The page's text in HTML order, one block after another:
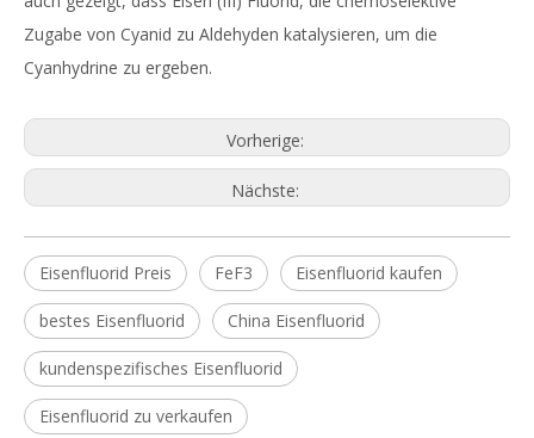
Zugabe von Cyanid zu Aldehyden katalysieren, um die
Cyanhydrine zu ergeben.
Vorherige:
Nächste:
Eisenfluorid Preis FeF3 Eisenfluorid kaufen
bestes Eisenfluorid China Eisenfluorid
kundenspezifisches Eisenfluorid
Eisenfluorid zu verkaufen